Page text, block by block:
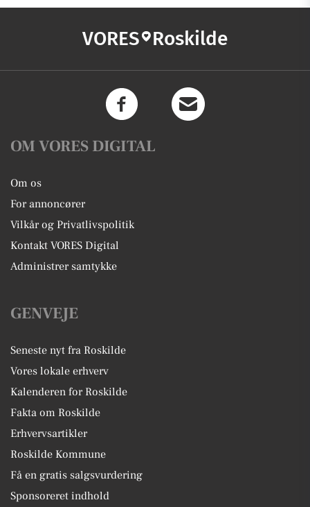
VORES Roskilde
OM VORES DIGITAL
Om os
For annoncører
Vilkår og Privatlivspolitik
Kontakt VORES Digital
Administrer samtykke
GENVEJE
Seneste nyt fra Roskilde
Vores lokale erhverv
Kalenderen for Roskilde
Fakta om Roskilde
Erhvervsartikler
Roskilde Kommune
Få en gratis salgsvurdering
Sponsoreret indhold